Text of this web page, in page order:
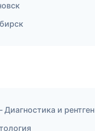
и рентген